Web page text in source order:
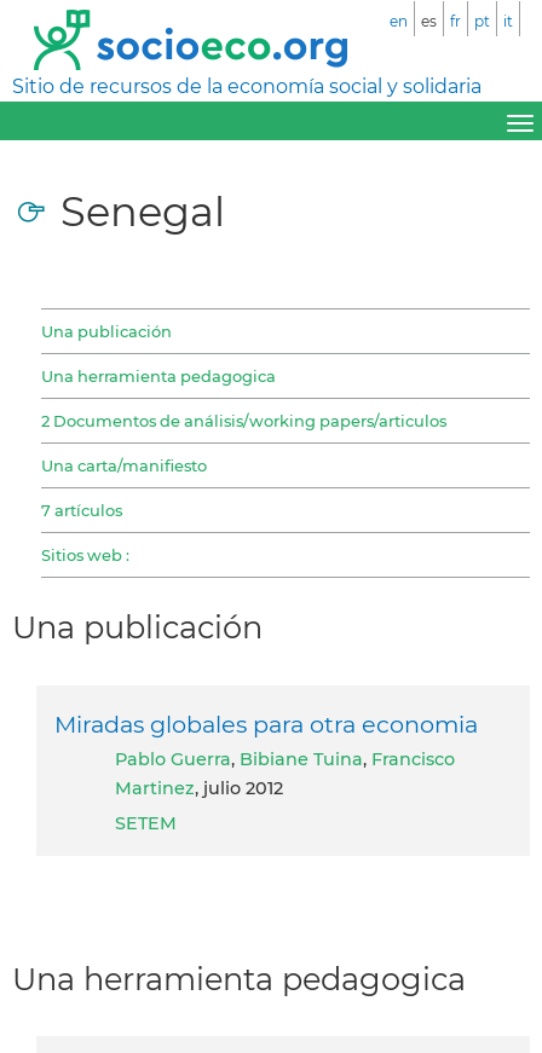
Sitio de recursos de la economía social y solidaria
en es fr pt it
Senegal
Una publicación
Una herramienta pedagogica
2 Documentos de análisis/working papers/articulos
Una carta/manifiesto
7 artículos
Sitios web :
Una publicación
Miradas globales para otra economia
Pablo Guerra, Bibiane Tuina, Francisco
Martinez, julio 2012
SETEM
Una herramienta pedagogica